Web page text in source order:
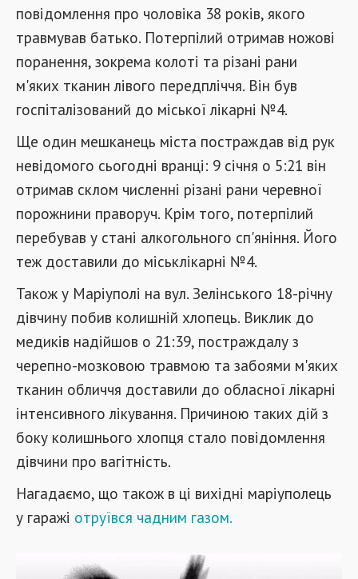
повідомлення про чоловіка 38 років, якого
травмував батько. Потерпілий отримав ножові
поранення, зокрема колоті та різані рани
м'яких тканин лівого передпліччя. Він був
госпіталізований до міської лікарні №4.
Ще один мешканець міста постраждав від рук
невідомого сьогодні вранці: 9 січня о 5:21 він
отримав склом численні різані рани черевної
порожнини праворуч. Крім того, потерпілий
перебував у стані алкогольного сп'яніння. Його
теж доставили до міськлікарні №4.
Також у Маріуполі на вул. Зелінського 18-річну
дівчину побив колишній хлопець. Виклик до
медиків надійшов о 21:39, постраждалу з
черепно-мозковою травмою та забоями м'яких
тканин обличчя доставили до обласної лікарні
інтенсивного лікування. Причиною таких дій з
боку колишнього хлопця стало повідомлення
дівчини про вагітність.
Нагадаємо, що також в ці вихідні маріуполець
у гаражі отруївся чадним газом.